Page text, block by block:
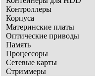
Контроллеры
Корпуса
Материнские платы
Оптические приводы
Память
Процессоры
Сетевые карты
Стриммеры